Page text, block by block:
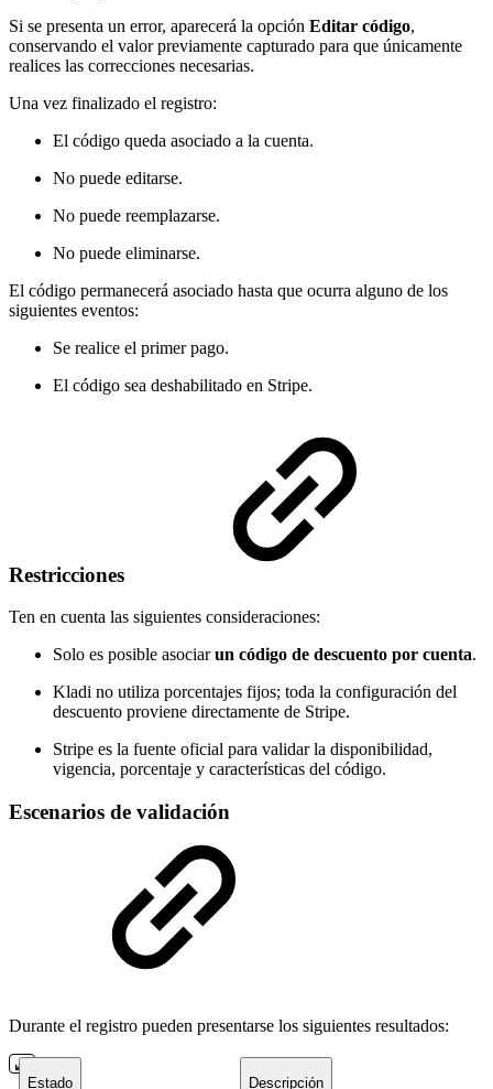
Si se presenta un error, aparecerá la opción Editar código,
conservando el valor previamente capturado para que únicamente
realices las correcciones necesarias.
Una vez finalizado el registro:
El código queda asociado a la cuenta.
No puede editarse.
No puede reemplazarse.
No puede eliminarse.
El código permanecerá asociado hasta que ocurra alguno de los
siguientes eventos:
Se realice el primer pago.
El código sea deshabilitado en Stripe.
Restricciones
Ten en cuenta las siguientes consideraciones:
Solo es posible asociarun código de descuento por cuenta.
Kladi no utiliza porcentajes fijos; toda la configuración del
descuento proviene directamente de Stripe.
Stripe es la fuente oficial para validar la disponibilidad,
vigencia, porcentaje y características del código.
Escenarios de validación
Durante el registro pueden presentarse los siguientes resultados:
Estado Descripción